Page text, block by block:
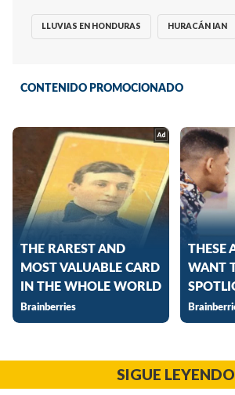
LLUVIAS EN HONDURAS HURACÁN IAN
SIGUE LEYENDO